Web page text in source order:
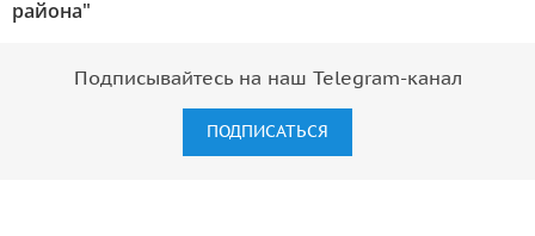
района"
Подписывайтесь на наш Telegram-канал
ПОДПИСАТЬСЯ